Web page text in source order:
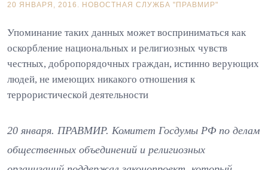
20 ЯНВАРЯ, 2016. НОВОСТНАЯ СЛУЖБА "ПРАВМИР"
Упоминание таких данных может восприниматься как
оскорбление национальных и религиозных чувств
честных, добропорядочных граждан, истинно верующих
людей, не имеющих никакого отношения к
террористической деятельности
20 января. ПРАВМИР. Комитет Госдумы РФ по делам
общественных объединений и религиозных